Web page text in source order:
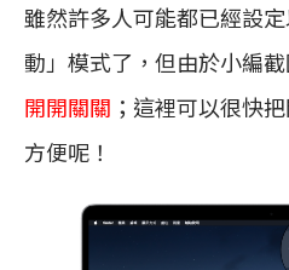
雖然許多人可能都已經設
動」模式了，但由於小編
開開關關 ；這裡可以很快
方便呢！